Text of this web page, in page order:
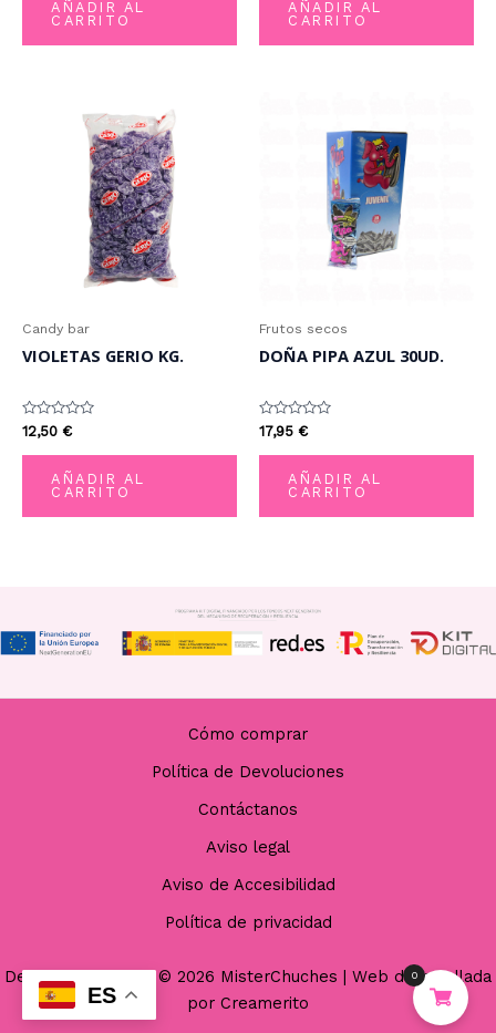
AÑADIR AL
CARRITO
AÑADIR AL
CARRITO
Candy bar
VIOLETAS GERIO KG.
Valorado
con
0
12,50 €
AÑADIR AL
CARRITO
Frutos secos
DOÑA PIPA AZUL 30UD.
Valorado
con
0
17,95 €
AÑADIR AL
CARRITO
Cómo comprar
Política de Devoluciones
Contáctanos
Aviso legal
Aviso de Accesibilidad
Política de privacidad
Derechos de autor © 2026 MisterChuches | Web desarrollada
por Creamerito
ES
0